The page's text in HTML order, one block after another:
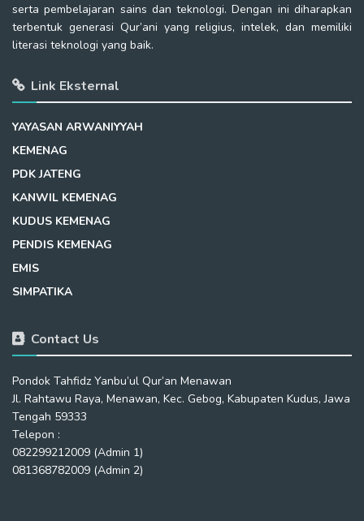
serta pembelajaran sains dan teknologi. Dengan ini diharapkan
terbentuk generasi Qur’ani yang religius, intelek, dan memiliki
literasi teknologi yang baik.
Link Eksternal
YAYASAN ARWANIYYAH
KEMENAG
PDK JATENG
KANWIL KEMENAG
KUDUS KEMENAG
PENDIS KEMENAG
EMIS
SIMPATIKA
Contact Us
Pondok Tahfidz Yanbu’ul Qur’an Menawan
Jl. Rahtawu Raya, Menawan, Kec. Gebog, Kabupaten Kudus, Jawa
Tengah 59333
Telepon :
082299212009 (Admin 1)
081368782009 (Admin 2)